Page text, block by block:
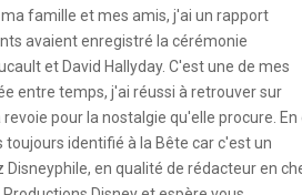
famille et mes amis, j'ai un rapport
avaient enregistré la cérémonie
et David Hallyday. C'est une de mes
entre temps, j'ai réussi à retrouver sur
pour la nostalgie qu'elle procure. En
identifié à la Bête car c'est un
en qualité de rédacteur en